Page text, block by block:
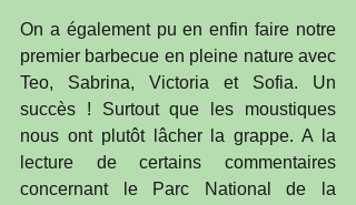
On a également pu en enfin faire notre
premier barbecue en pleine nature avec
Teo, Sabrina, Victoria et Sofia. Un
succès ! Surtout que les moustiques
nous ont plutôt lâcher la grappe. A la
lecture de certains commentaires
concernant le Parc National de la